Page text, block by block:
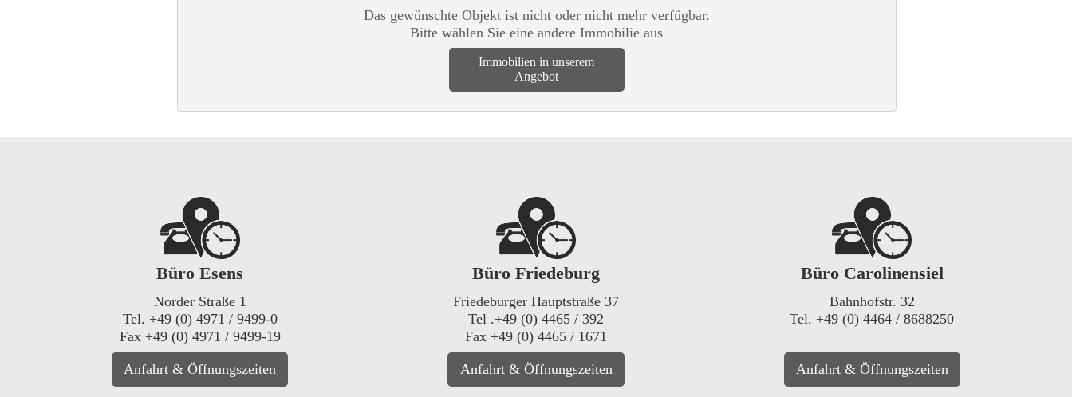
Das gewünschte Objekt ist nicht oder nicht mehr verfügbar.
Bitte wählen Sie eine andere Immobilie aus
Immobilien in unserem
Angebot
Büro Esens
Norder Straße 1
Tel. +49 (0) 4971 / 9499-0
Fax +49 (0) 4971 / 9499-19
Anfahrt & Öffnungszeiten
Büro Friedeburg
Friedeburger Hauptstraße 37
Tel .+49 (0) 4465 / 392
Fax +49 (0) 4465 / 1671
Anfahrt & Öffnungszeiten
Büro Carolinensiel
Bahnhofstr. 32
Tel. +49 (0) 4464 / 8688250
Anfahrt & Öffnungszeiten